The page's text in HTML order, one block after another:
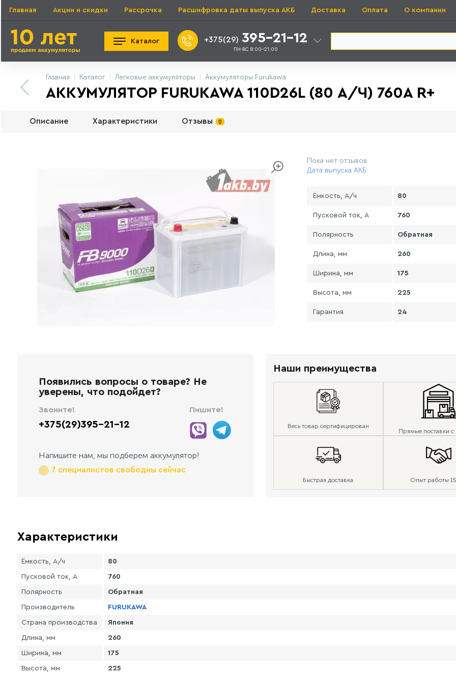
Главная Акции и скидки Рассрочка Расшифровка даты выпуска АКБ Доставка Оплата О компании
Каталог +375(29) 395-21-12
ПН-ВС 8:00-21:00
Главная Каталог Легковые аккумуляторы Аккумуляторы Furukawa
АККУМУЛЯТОР FURUKAWA 110D26L (80 А/Ч) 760A R+
Описание Характеристики Отзывы 0
Пока нет отзывов
Дата выпуска АКБ
Ёмкость, А/ч 80
Пусковой ток, А 760
Полярность Обратная
Длина, мм 260
Ширина, мм 175
Высота, мм 225
Гарантия 24
Появились вопросы о товаре? Не
уверены, что подойдет?
Звоните!
+375(29)395-21-12
Пишите!
Напишите нам, мы подберем аккумулятор!
7 специалистов свободны сейчас
Наши преимущества
Весь товар сертифицирован
Прямые поставки с
Быстрая доставка Опыт работы
Характеристики
Ёмкость, А/ч 80
Пусковой ток, А 760
Полярность Обратная
Производитель FURUKAWA
Страна производства Япония
Длина, мм 260
Ширина, мм 175
Высота, мм 225